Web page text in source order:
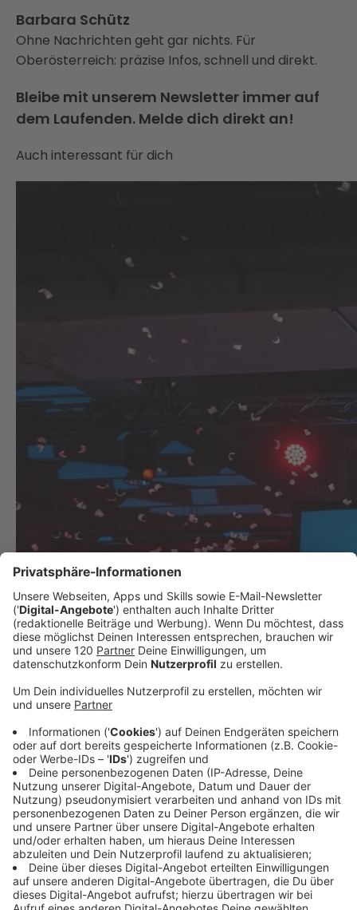
Barbara Schütz
Ohne Nachrichten geht gar nichts. Für
Oberösterreich: präzise Infos, schnell und direkt.
Bleibe mit unserem Newsletter immer auf
dem Laufenden. Melde dich direkt an!
Auch interessant für dich